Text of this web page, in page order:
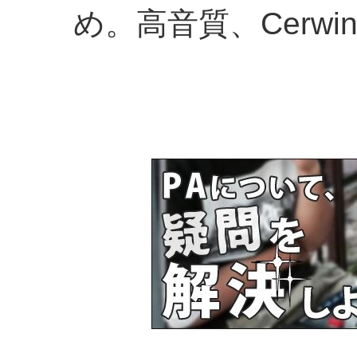
め。高音質、